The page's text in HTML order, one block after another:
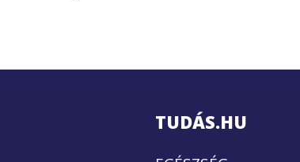
TUDÁS.HU